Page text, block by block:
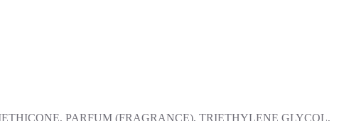
PARFUM (FRAGRANCE), TRIETHYLENE GLYCOL,